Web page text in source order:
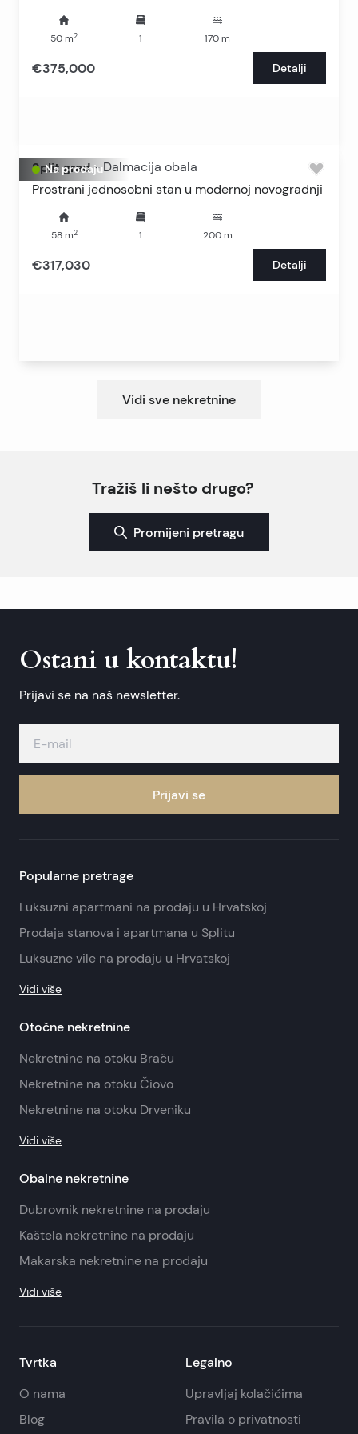
50 m2 1 170 m
€375,000 Detalji
Na prodaju
Split grad - Dalmacija obala
Prostrani jednosobni stan u modernoj novogradnji
58m2 1 200m
€317,030 Detalji
Vidi sve nekretnine
Tražiš li nešto drugo?
Promijeni pretragu
Ostani u kontaktu!
Prijavi se na naš newsletter.
Prijavi se
Popularne pretrage
Luksuzni apartmani na prodaju u Hrvatskoj
Prodaja stanova i apartmana u Splitu
Luksuzne vile na prodaju u Hrvatskoj
Vidi više
Otočne nekretnine
Nekretnine na otoku Braču
Nekretnine na otoku Čiovo
Nekretnine na otoku Drveniku
Vidi više
Obalne nekretnine
Dubrovnik nekretnine na prodaju
Kaštela nekretnine na prodaju
Makarska nekretnine na prodaju
Vidi više
Tvrtka
O nama
Blog
Legalno
Upravljaj kolačićima
Pravila o privatnosti